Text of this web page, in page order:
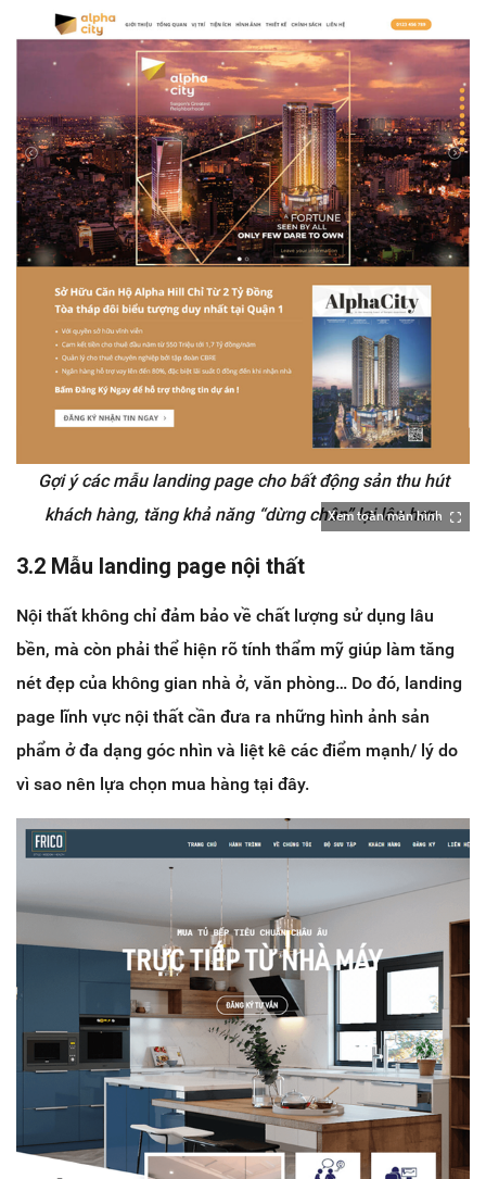
Xem toàn màn hình
Gợi ý các mẫu landing page cho bất động sản thu hút
khách hàng, tăng khả năng “dừng chân” lại lâu hơn.
3.2 Mẫu landing page nội thất
Nội thất không chỉ đảm bảo về chất lượng sử dụng lâu
bền, mà còn phải thể hiện rõ tính thẩm mỹ giúp làm tăng
nét đẹp của không gian nhà ở, văn phòng… Do đó, landing
page lĩnh vực nội thất cần đưa ra những hình ảnh sản
phẩm ở đa dạng góc nhìn và liệt kê các điểm mạnh/ lý do
vì sao nên lựa chọn mua hàng tại đây.